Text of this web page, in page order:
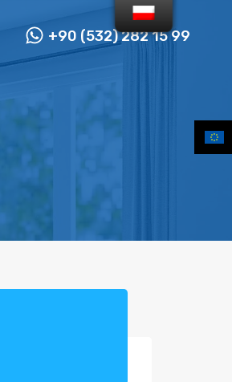
+90 (532) 282 15 99